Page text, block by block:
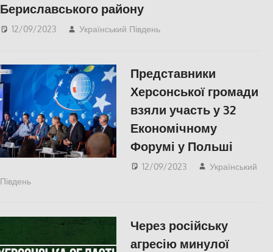
Бериславського району
12/09/2023 Український Південь
Представники
Херсонської громади
взяли участь у 32
Економічному
Форумі у Польші
12/09/2023
Український
Південь
Через російську
агресію минулої